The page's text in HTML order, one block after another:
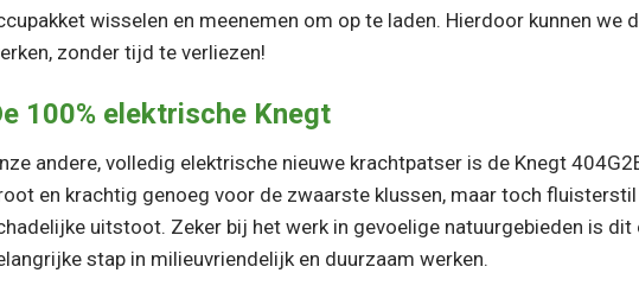
wisselen en meenemen om op te laden. Hierdoor kunnen we
zonder tijd te verliezen!
De 100% elektrische Knegt
andere, volledig elektrische nieuwe krachtpatser is de Knegt
en krachtig genoeg voor de zwaarste klussen, maar toch fluisterstil
uitstoot. Zeker bij het werk in gevoelige natuurgebieden is
stap in milieuvriendelijk en duurzaam werken.